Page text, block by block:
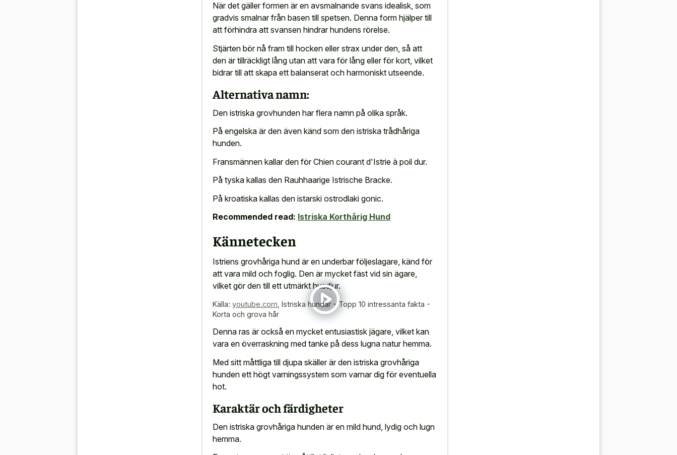
När det gäller formen är en avsmalnande svans idealisk, som
gradvis smalnar från basen till spetsen. Denna form hjälper till
att förhindra att svansen hindrar hundens rörelse.
Stjärten bör nå fram till hocken eller strax under den, så att
den är tillräckligt lång utan att vara för lång eller för kort, vilket
bidrar till att skapa ett balanserat och harmoniskt utseende.
Alternativa namn:
Den istriska grovhunden har flera namn på olika språk.
På engelska är den även känd som den istriska trådhåriga
hunden.
Fransmännen kallar den för Chien courant d'Istrie à poil dur.
På tyska kallas den Rauhhaarige Istrische Bracke.
På kroatiska kallas den istarski ostrodlaki gonic.
Recommended read: Istriska Korthårig Hund
Kännetecken
Istriens grovhåriga hund är en underbar följeslagare, känd för
att vara mild och foglig. Den är mycket fäst vid sin ägare,
vilket gör den till ett utmärkt husdjur.
Källa: youtube.com Istriska hundar - Topp 10 intressanta fakta -
Korta och grova hår
Denna ras är också en mycket entusiastisk jägare, vilket kan
vara en överraskning med tanke på dess lugna natur hemma.
Med sitt måttliga till djupa skäller är den istriska grovhåriga
hunden ett högt varningssystem som varnar dig för eventuella
hot.
Karaktär och färdigheter
Den istriska grovhåriga hunden är en mild hund, lydig och lugn
hemma.